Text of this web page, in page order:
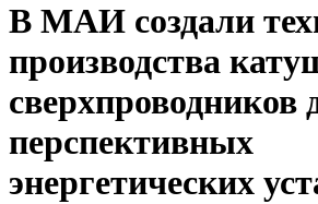
В МАИ создали
производства
сверхпроводников
перспективных
энергетических